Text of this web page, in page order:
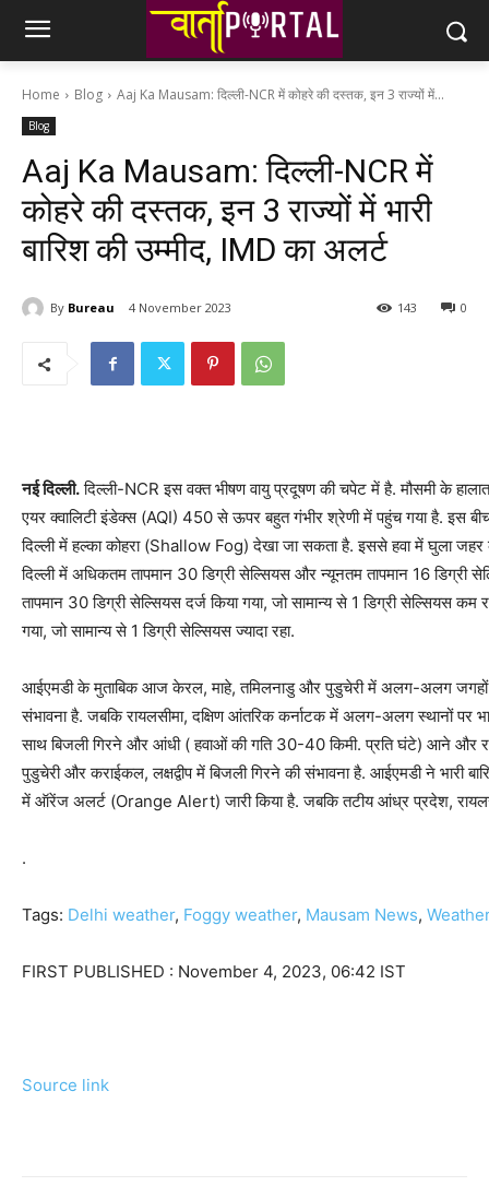
Home Blog Aaj Ka Mausam: दिल्ली-NCR में कोहरे की दस्तक, इन 3 राज्यों में...
Blog
Aaj Ka Mausam: दिल्ली-NCR में
कोहरे की दस्तक, इन 3 राज्यों में भारी
बारिश की उम्मीद, IMD का अलर्ट
By Bureau 4 November 2023 0
143
नई दिल्ली.दिल्ली-NCR इस वक्त भीषण वायु प्रदूषण की चपेट में है. मौसमी के
एयर क्वालिटी इंडेक्स (AQI) 450 से ऊपर बहुत गंभीर श्रेणी में पहुंच गया है. इस
दिल्ली में हल्का कोहरा (Shallow Fog) देखा जा सकता है. इससे हवा में घुला
दिल्ली में अधिकतम तापमान 30 डिग्री सेल्सियस और न्यूनतम तापमान 16 डिग्री
तापमान 30 डिग्री सेल्सियस दर्ज किया गया, जो सामान्य से 1 डिग्री सेल्सियस कम
गया, जो सामान्य से 1 डिग्री सेल्सियस ज्यादा रहा.
आईएमडी के मुताबिक आज केरल, माहे, तमिलनाडु और पुडुचेरी में अलग-अलग जगहों
संभावना है. जबकि रायलसीमा, दक्षिण आंतरिक कर्नाटक में अलग-अलग स्थानों पर
साथ बिजली गिरने और आंधी ( हवाओं की गति 30-40 किमी. प्रति घंटे) आने और
पुडुचेरी और कराईकल, लक्षद्वीप में बिजली गिरने की संभावना है. आईएमडी ने
में ऑरेंज अलर्ट (Orange Alert) जारी किया है. जबकि तटीय आंध्र प्रदेश,
.
Tags: Delhi weather, Foggy weather, Mausam News,
FIRST PUBLISHED : November 4, 2023, 06:42 IST
Source link